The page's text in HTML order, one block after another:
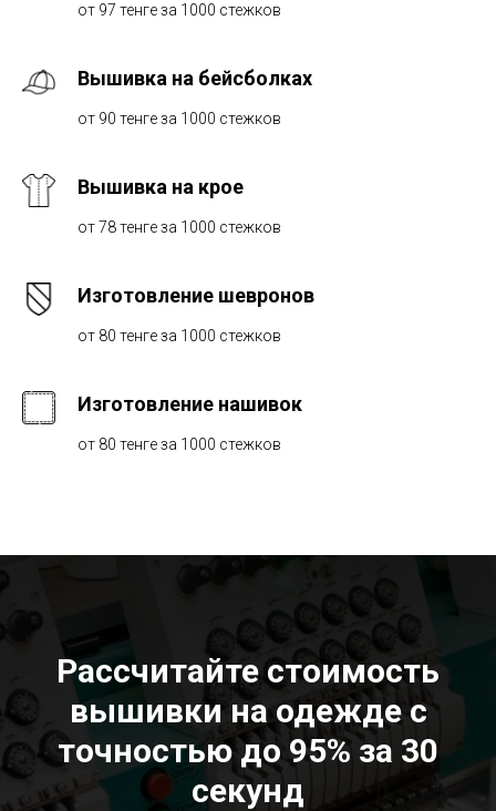
от 97 тенге за 1000 стежков
Вышивка на бейсболках
от 90 тенге за 1000 стежков
Вышивка на крое
от 78 тенге за 1000 стежков
Изготовление шевронов
от 80 тенге за 1000 стежков
Изготовление нашивок
от 80 тенге за 1000 стежков
Рассчитайте стоимость
вышивки на одежде с
точностью до 95% за 30
секунд